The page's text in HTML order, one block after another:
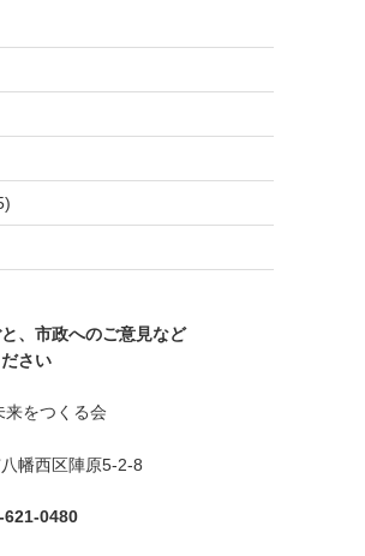
、市政へのご意見など
さい
をつくる会
幡西区陣原5-2-8
621-0480